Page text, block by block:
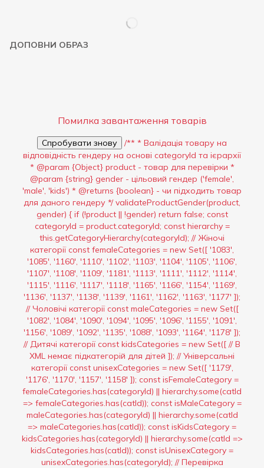
ДОПОВНИ ОБРАЗ
Помилка завантаження товарів
Спробувати знову
/** * Валідація товару на
відповідність гендеру на основі categoryId та ієрархії
* @param {Object} product - товар для перевірки *
@param {string} gender - цільовий гендер ('female',
'male', 'kids') * @returns {boolean} - чи підходить товар
для даного гендеру */ validateProductGender(product,
gender) { if (!product || !gender) return false; const
categoryId = product.categoryId; const hierarchy =
this.getCategoryHierarchy(categoryId); // Жіночі
категорії const femaleCategories = new Set([ '1083',
'1085', '1160', '1110', '1102', '1103', '1104', '1105', '1106',
'1107', '1108', '1109', '1181', '1113', '1111', '1112', '1114',
'1115', '1116', '1117', '1118', '1165', '1166', '1154', '1169',
'1136', '1137', '1138', '1139', '1161', '1162', '1163', '1177' ]);
// Чоловічі категорії const maleCategories = new Set([
'1082', '1084', '1090', '1094', '1095', '1096', '1155', '1091',
'1156', '1089', '1092', '1135', '1088', '1093', '1164', '1178' ]);
// Дитячі категорії const kidsCategories = new Set([ // В
XML немає підкатегорій для дітей ]); // Універсальні
категорії const unisexCategories = new Set([ '1179',
'1176', '1170', '1157', '1158' ]); const isFemaleCategory =
femaleCategories.has(categoryId) || hierarchy.some(catId
=> femaleCategories.has(catId)); const isMaleCategory =
maleCategories.has(categoryId) || hierarchy.some(catId
=> maleCategories.has(catId)); const isKidsCategory =
kidsCategories.has(categoryId) || hierarchy.some(catId =>
kidsCategories.has(catId)); const isUnisexCategory =
unisexCategories.has(categoryId); // Перевірка